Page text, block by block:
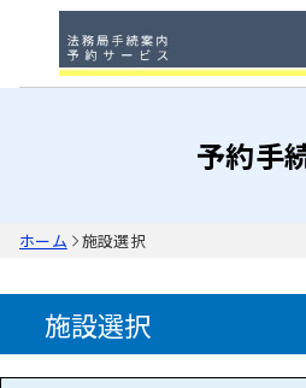
予約手
ホーム 施設選択
施設選択